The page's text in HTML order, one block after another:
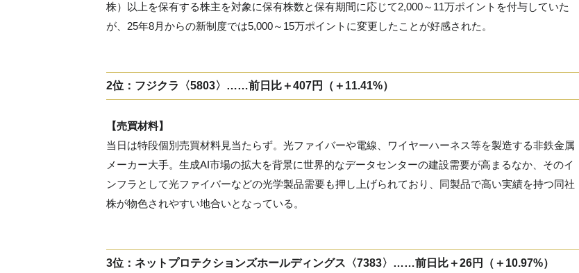
株）以上を保有する株主を対象に保有株数と保有期間に応じて2,000～11万ポイントを付与していた
が、25年8月からの新制度では5,000～15万ポイントに変更したことが好感された。
2位：フジクラ〈5803〉……前日比＋407円（＋11.41%）
【売買材料】
当日は特段個別売買材料見当たらず。光ファイバーや電線、ワイヤーハーネス等を製造する非鉄金属
メーカー大手。生成AI市場の拡大を背景に世界的なデータセンターの建設需要が高まるなか、そのイ
ンフラとして光ファイバーなどの光学製品需要も押し上げられており、同製品で高い実績を持つ同社
株が物色されやすい地合いとなっている。
3位：ネットプロテクションズホールディングス〈7383〉……前日比＋26円（＋10.97%）